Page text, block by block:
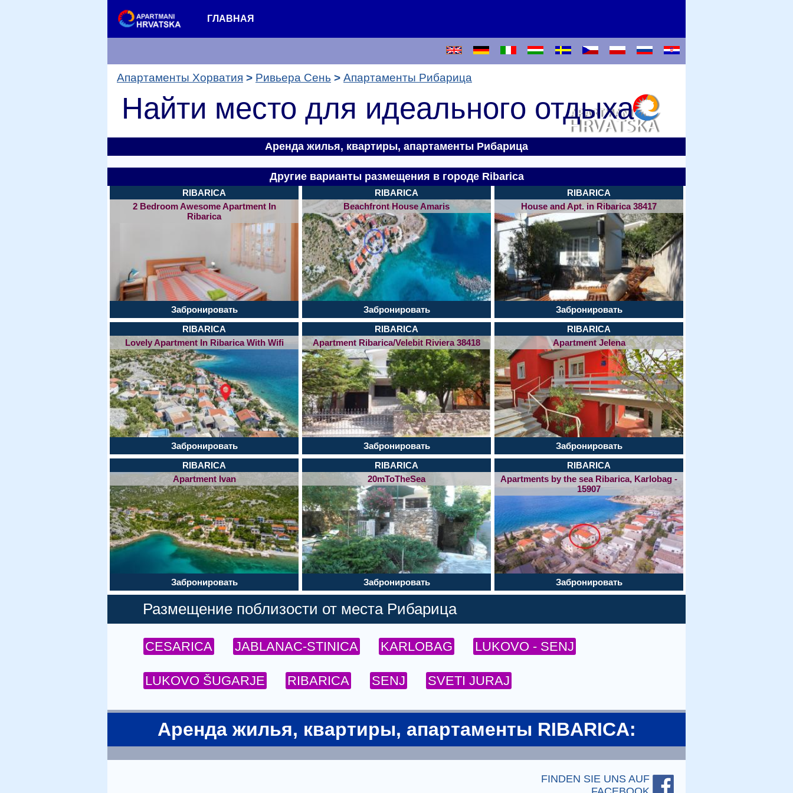
ГЛАВНАЯ
Апартаменты Хорватия Ривьера Сень Апартаменты Рибарица
Найти место для идеального отдыха
Аренда жилья, квартиры, апартаменты Рибарица
Другие варианты размещения в городе Ribarica
RIBARICA
2 Bedroom Awesome Apartment In
Ribarica
Забронировать
RIBARICA
Beachfront House Amaris
Забронировать
RIBARICA
House and Apt. in Ribarica 38417
Забронировать
RIBARICA
Lovely Apartment In Ribarica With Wifi
Забронировать
RIBARICA
Apartment Ribarica/Velebit Riviera 38418
Забронировать
RIBARICA
Apartment Jelena
Забронировать
RIBARICA
Apartment Ivan
Забронировать
RIBARICA
20mToTheSea
Забронировать
RIBARICA
Apartments by the sea Ribarica, Karlobag -
15907
Забронировать
Размещение поблизости от места Рибарица
CESARICA JABLANAC-STINICA KARLOBAG LUKOVO - SENJ
LUKOVO ŠUGARJE RIBARICA SENJ SVETI JURAJ
Аренда жилья, квартиры, апартаменты RIBARICA:
FINDEN SIE UNS AUF